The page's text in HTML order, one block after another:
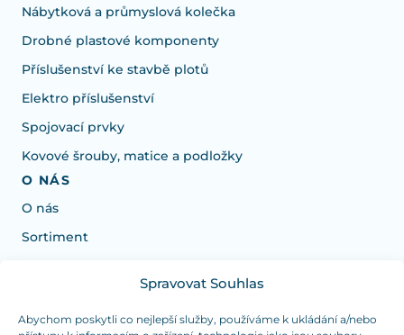
Spravovat Souhlas
Abychom poskytli co nejlepší služby, používáme k ukládání a/nebo
Nábytková a průmyslová kolečka
Drobné plastové komponenty
Příslušenství ke stavbě plotů
Elektro příslušenství
Spojovací prvky
Kovové šrouby, matice a podložky
O NÁS
O nás
Sortiment
Potrebujete poradiť s výberom?
Sme tu pre vás Pondelok-Štvrtok od: 7:30 - 15:30 hod